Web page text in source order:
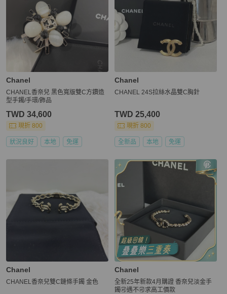
Chanel
CHANEL香奈兒 黑色寬版雙C方鑽造
型手鐲/手環/飾品
TWD 34,600
現折 800
狀況良好 本地 免運
Chanel
CHANEL 24S拉絲水晶雙C胸針
TWD 25,400
現折 800
全新品 本地 免運
Chanel
CHANEL香奈兒雙C鏈條手鐲 金色
Chanel
全新25年新款4月購證 香奈兒淡金手
鐲🉑遇不🉑求高工價款